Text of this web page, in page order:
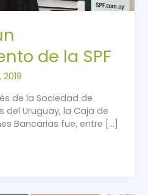
de la SPF
de la Sociedad de
del Uruguay, la Caja de
Bancarias fue, entre […]